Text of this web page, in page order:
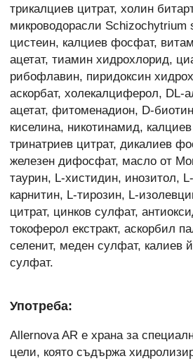
трикалциев цитрат, холин
микроводорасли Schizochytrium
цистеин, калциев фосфат,
ацетат, тиамин хидрохлорид,
рибофлавин, пиридоксин
аскорбат, холекалциферол, DL-
ацетат, фитоменадион, D-
киселина, никотинамид, калциев
тринатриев цитрат, дикалиев
железен дифосфат, масло от
таурин, L-хистидин, инозитол,
карнитин, L-тирозин, L-
цитрат, цинков сулфат,
токоферол екстракт, аскорбил
селенит, меден сулфат, калиев
сулфат.
Употреба:
Allernova AR е храна за
цели, която съдържа